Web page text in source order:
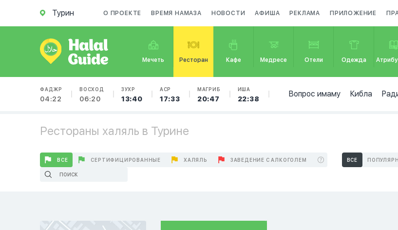
Турин О ПРОЕКТЕ ВРЕМЯ НАМАЗА НОВОСТИ АФИША РЕКЛАМА ПРИЛОЖЕНИЕ
Мечеть Ресторан Кафе Медресе Отели Одежда
ФАДЖР
04:22
ВОСХОД
06:20
ЗУХР
13:40
АСР
17:33
МАГРИБ
20:47
ИША
22:38
Вопрос имаму Кибла
Рестораны халяль в Турине
ВСЕ СЕРТИФИЦИРОВАННЫЕ ХАЛЯЛЬ ЗАВЕДЕНИЕ С АЛКОГОЛЕМ ВСЕ